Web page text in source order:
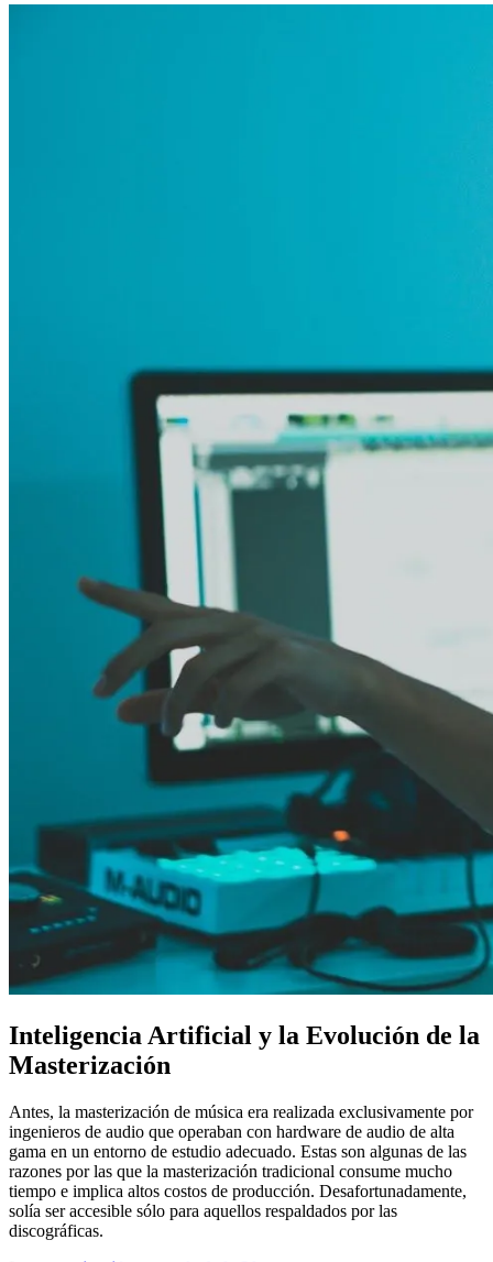
Inteligencia Artificial y la Evolución de la
Masterización
Antes, la masterización de música era realizada exclusivamente por
ingenieros de audio que operaban con hardware de audio de alta
gama en un entorno de estudio adecuado. Estas son algunas de las
razones por las que la masterización tradicional consume mucho
tiempo e implica altos costos de producción. Desafortunadamente,
solía ser accesible sólo para aquellos respaldados por las
discográficas.